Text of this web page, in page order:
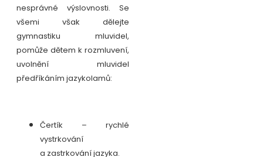
nesprávné výslovnosti. Se
všemi však dělejte
gymnastiku mluvidel,
pomůže dětem k rozmluvení,
uvolnění mluvidel
předříkáním jazykolamů:
Čertík – rychlé
vystrkování
a zastrkování jazyka.